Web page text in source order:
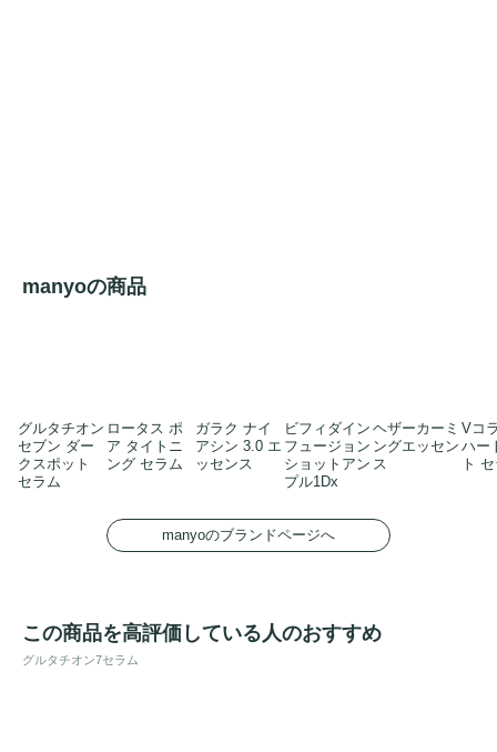
manyoの商品
グルタチオン
セブン ダー
クスポット
セラム
ロータス ポ
ア タイトニ
ング セラム
ガラク ナイ
アシン 3.0 エ
ッセンス
ビフィダイン
フュージョン
ショットアン
プル1Dx
ヘザーカーミ
ングエッセン
ス
Vコ
ハー
ト
manyoのブランドページへ
この商品を高評価している人のおすすめ
グルタチオン7セラム